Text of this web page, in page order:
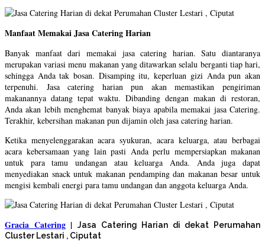
Manfaat Memakai Jasa Catering Harian
Banyak manfaat dari memakai jasa catering harian. Satu diantaranya
merupakan variasi menu makanan yang ditawarkan selalu berganti tiap hari,
sehingga Anda tak bosan. Disamping itu, keperluan gizi Anda pun akan
terpenuhi. Jasa catering harian pun akan memastikan pengiriman
makanannya datang tepat waktu. Dibanding dengan makan di restoran,
Anda akan lebih menghemat banyak biaya apabila memakai jasa Catering.
Terakhir, kebersihan makanan pun dijamin oleh jasa catering harian.
Ketika menyelenggarakan acara syukuran, acara keluarga, atau berbagai
acara kebersamaan yang lain pasti Anda perlu mempersiapkan makanan
untuk para tamu undangan atau keluarga Anda. Anda juga dapat
menyediakan snack untuk makanan pendamping dan makanan besar untuk
mengisi kembali energi para tamu undangan dan anggota keluarga Anda.
Gracia Catering| Jasa Catering Harian di dekat Perumahan
Cluster Lestari , Ciputat